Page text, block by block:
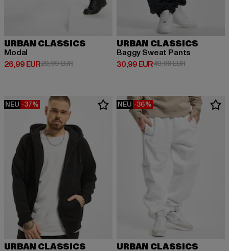
URBAN CLASSICS
Modal
26,99 EUR
Derzeitiger Preis: 26,99 EUR
29,99 EURAktionspreis: 29,99 EUR
URBAN CLASSICS
Baggy Sweat Pants
30,99 EUR
Derzeitiger Preis: 30,99 EUR
49,99 EURAktionspreis:
NEU -37%
URBAN CLASSICS
NEU -36%
URBAN CLASSICS